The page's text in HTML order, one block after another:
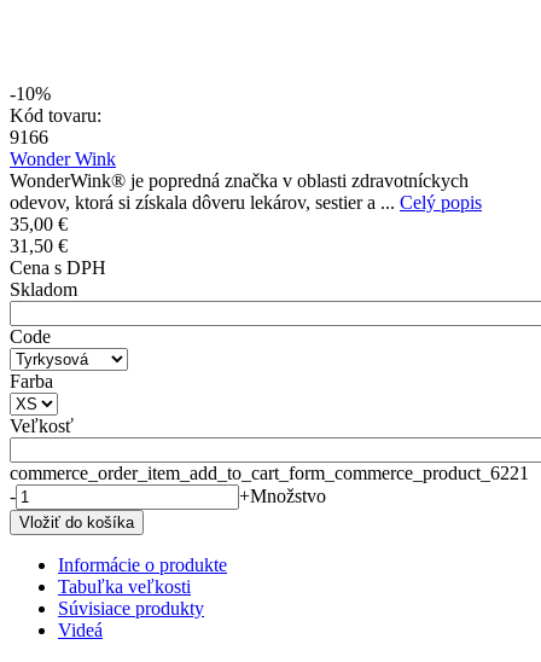
-10%
Kód tovaru:
9166
Wonder Wink
WonderWink® je popredná značka v oblasti zdravotníckych
odevov, ktorá si získala dôveru lekárov, sestier a ... Celý popis
35,00 €
31,50 €
Cena s DPH
Skladom
Code
Farba
Veľkosť
commerce_order_item_add_to_cart_form_commerce_product_6221
-
+Množstvo
Informácie o produkte
Tabuľka veľkosti
Súvisiace produkty
Videá